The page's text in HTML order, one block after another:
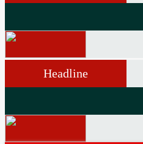
Headline